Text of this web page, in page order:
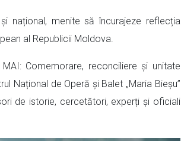
național, menite să încurajeze reflecția
al Republicii Moldova.
Comemorare, reconciliere și unitate
Național de Operă și Balet „Maria Bieșu”
de istorie, cercetători, experți și oficiali